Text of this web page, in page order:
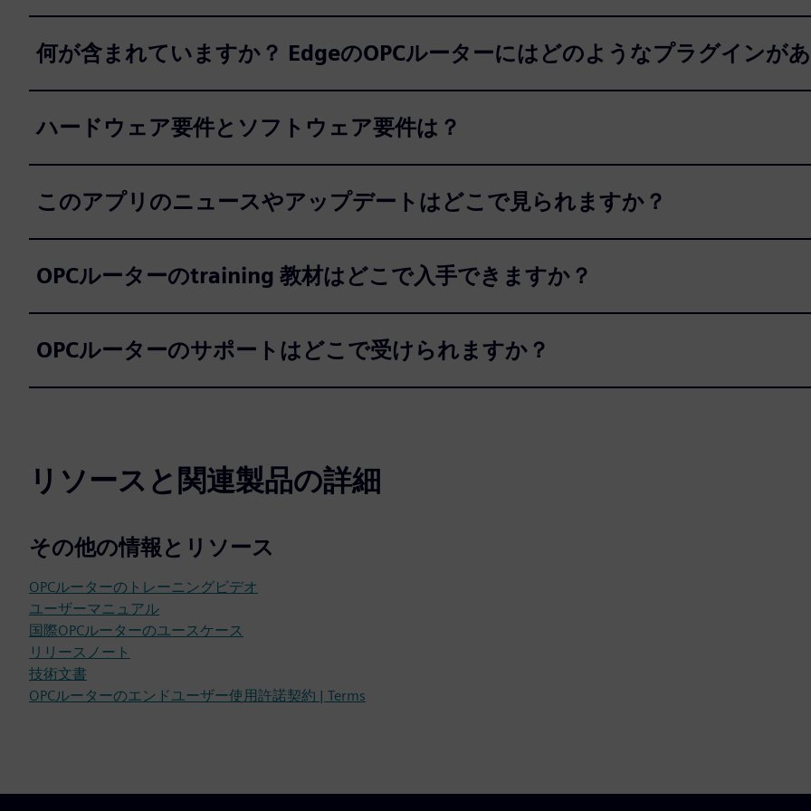
何が含まれていますか？ EdgeのOPCルーターにはどのようなプラグインが
ハードウェア要件とソフトウェア要件は？
このアプリのニュースやアップデートはどこで見られますか？
OPCルーターのtraining 教材はどこで入手できますか？
OPCルーターのサポートはどこで受けられますか？
リソースと関連製品の詳細
その他の情報とリソース
OPCルーターのトレーニングビデオ
ユーザーマニュアル
国際OPCルーターのユースケース
リリースノート
技術文書
OPCルーターのエンドユーザー使用許諾契約 | Terms